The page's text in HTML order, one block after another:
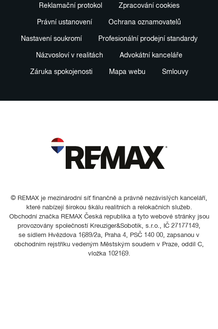
Reklamační protokol Zpracování cookies
Právní ustanovení Ochrana oznamovatelů
Nastavení soukromí Profesionální prodejní standardy
Názvosloví v realitách Advokátní kanceláře
Záruka spokojenosti Mapa webu Smlouvy
© REMAX je mezinárodní síť finančně a právně nezávislých kanceláří,
které nabízejí širokou škálu realitních a relokačních služeb.
Obchodní značka REMAX Česká republika a tyto webové stránky jsou
provozovány společností Kreuziger&Sobotik, s.r.o., IČ 27177149,
se sídlem Hvězdova 1689/2a, Praha 4, PSČ 140 00, zapsanou v
obchodním rejstříku vedeným Městským soudem v Praze, oddíl C,
vložka 102169.